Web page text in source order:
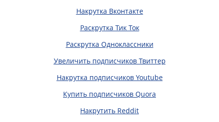
Накрутка Вконтакте
Раскрутка Тик Ток
Раскрутка Одноклассники
Увеличить подписчиков Твиттер
Накрутка подписчиков Youtube
Купить подписчиков Quora
Накрутить Reddit